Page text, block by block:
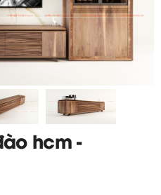
hcm -